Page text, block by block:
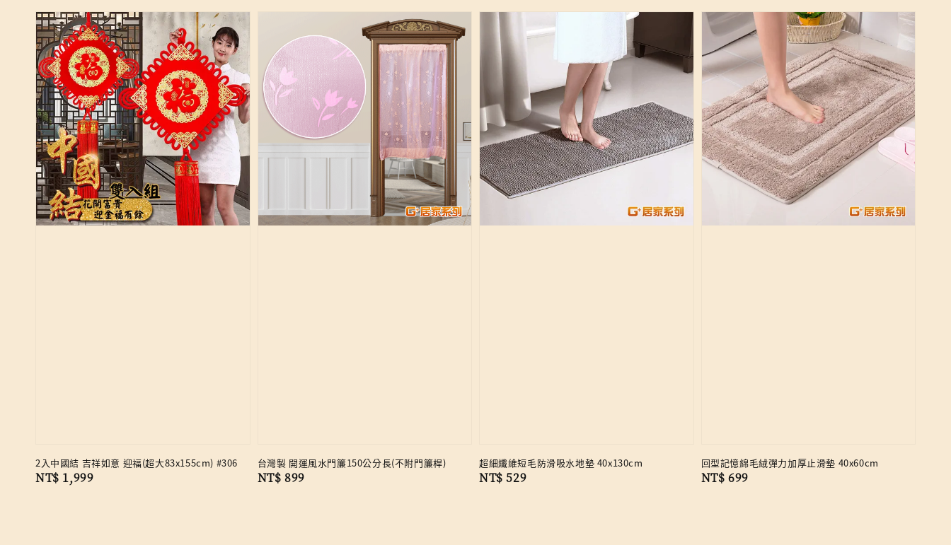
2入中國結 吉祥如意 迎福(超大83x155cm) #306
Regular
NT$ 1,999
台灣製 開運風水門簾150公分長(不附門簾桿)
Regular
NT$ 899
超細纖維短毛防滑吸水地墊 40x130cm
Regular
NT$ 529
回型記憶綿毛絨彈力加厚止滑墊 40x60cm
Regular
NT$ 699